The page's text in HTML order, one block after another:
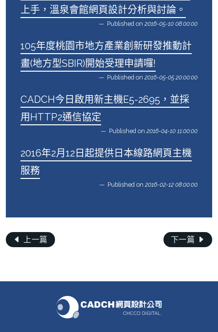
上手，溫泉會館網頁設計分析與討論。
Published on 2016-05-10 08:00:00
105年度桃園市地方產業創新研發推動計
畫(地方型SBIR)開始受理申請囉!
Published on 2016-05-05 20:00:00
CADCH今日啟用新主機E5-2695，並採
用HTTP2通信協定
Published on 2016-04-10 11:00:00
2016年2月12日起提供日本線路網頁主機
服務
Published on 2016-02-12 08:00:00
上一篇 下一篇